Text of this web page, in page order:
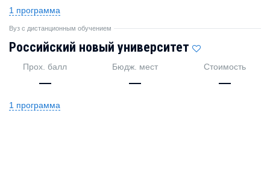
1 программа
Вуз с дистанционным обучением
Российский новый университет
Прох. балл
—
Бюдж. мест
—
Стоимость
—
1 программа